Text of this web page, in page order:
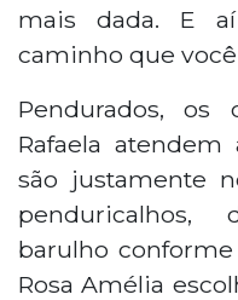
mais dada. E
caminho que
Pendurados, os
Rafaela
são justamente
penduricalhos,
barulho
Rosa Amélia